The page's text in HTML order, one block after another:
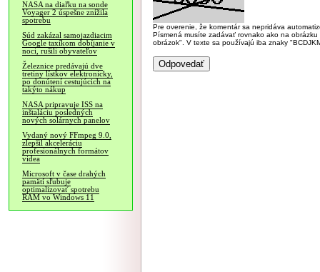
NASA na diaľku na sonde
Voyager 2 úspešne znížila
spotrebu
Súd zakázal samojazdiacim
Google taxíkom dobíjanie v
noci, rušili obyvateľov
Železnice predávajú dve
tretiny lístkov elektronicky,
po donútení cestujúcich na
takýto nákup
NASA pripravuje ISS na
inštaláciu posledných
nových solárnych panelov
Vydaný nový FFmpeg 9.0,
zlepšil akceleráciu
profesionálnych formátov
videa
Microsoft v čase drahých
pamätí sľubuje
optimalizovať spotrebu
RAM vo Windows 11
Pre overenie, že komentár sa nepridáva
Písmená musíte zadávať rovnako ako na
obrázok". V texte sa používajú iba znaky